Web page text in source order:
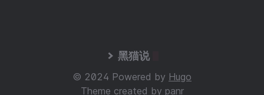
黑猫说
© 2024 Powered by Hugo
Theme created by panr